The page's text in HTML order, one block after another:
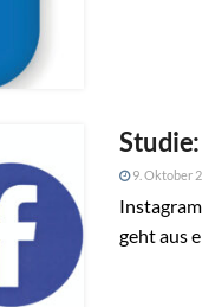
9. Oktober
geht aus